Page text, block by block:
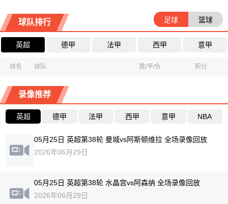
球队排行 足球 篮球
英超 德甲 法甲 西甲 意甲
排名 球队 胜/平/负 积分
录像推荐
英超 德甲 法甲 西甲 意甲 NBA
05月25日 英超第38轮 曼城vs阿斯顿维拉 全场录像回放
2026年06月29日
05月25日 英超第38轮 水晶宫vs阿森纳 全场录像回放
2026年06月29日